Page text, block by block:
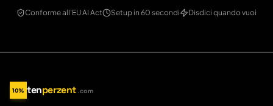
Conforme all'EU AI Act Setup in 60 secondi Disdici quando vuoi
10% tenperzent .com
tenperzent.com home